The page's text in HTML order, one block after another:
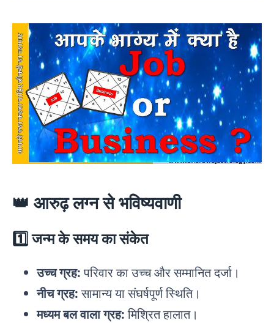
👑 आरुढ़ लग्न से भविष्यवाणी
1️⃣ जन्म के समय का संकेत
उच्च ग्रह:परिवार का उच्च और सम्मानित दर्जा।
नीच ग्रह:सामान्य या संघर्षपूर्ण स्थिति।
मध्यम बल वाला ग्रह:मिश्रित हालात।